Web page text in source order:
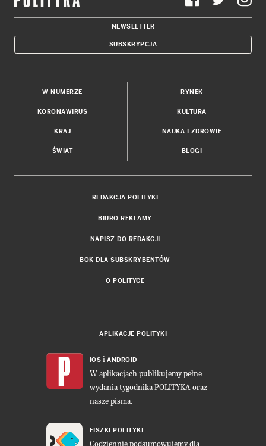
NEWSLETTER
SUBSKRYPCJA
W NUMERZE
KORONAWIRUS
KRAJ
ŚWIAT
RYNEK
KULTURA
NAUKA I ZDROWIE
BLOGI
REDAKCJA POLITYKI
BIURO REKLAMY
NAPISZ DO REDAKCJI
BOK DLA SUBSKRYBENTÓW
O POLITYCE
APLIKACJE POLITYKI
IOS i ANDROID
W aplikacjach publikujemy pełne
wydania tygodnika POLITYKA oraz
nasze pisma.
FISZKI POLITYKI
Codziennie podsumowujemy dla